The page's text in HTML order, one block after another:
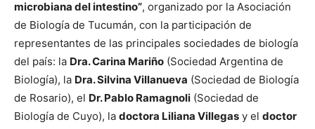
microbiana del intestino”, organizado por la Asociación
de Biología de Tucumán, con la participación de
representantes de las principales sociedades de biología
del país: la Dra. Carina Mariño (Sociedad Argentina de
Biología), la Dra. Silvina Villanueva (Sociedad de Biología
de Rosario), el Dr. Pablo Ramagnoli (Sociedad de
Biología de Cuyo), la doctora Liliana Villegas y el doctor